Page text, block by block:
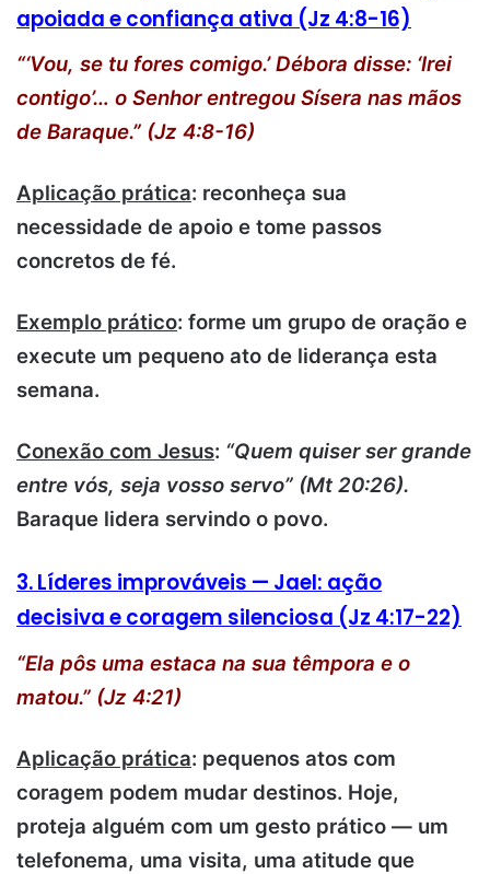
apoiada e confiança ativa (Jz 4:8-16)
“‘Vou, se tu fores comigo.’ Débora disse: ‘Irei
contigo’… o Senhor entregou Sísera nas mãos
de Baraque.” (Jz 4:8-16)
Aplicação prática: reconheça sua
necessidade de apoio e tome passos
concretos de fé.
Exemplo prático: forme um grupo de oração e
execute um pequeno ato de liderança esta
semana.
Conexão com Jesus: “Quem quiser ser grande
entre vós, seja vosso servo” (Mt 20:26).
Baraque lidera servindo o povo.
3. Líderes improváveis — Jael: ação
decisiva e coragem silenciosa (Jz 4:17-22)
“Ela pôs uma estaca na sua têmpora e o
matou.” (Jz 4:21)
Aplicação prática: pequenos atos com
coragem podem mudar destinos. Hoje,
proteja alguém com um gesto prático — um
telefonema, uma visita, uma atitude que